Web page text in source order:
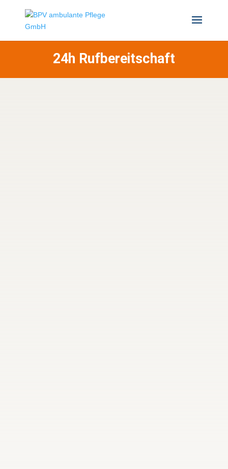
24h Rufbereitschaft